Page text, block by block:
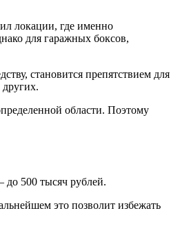
локации, где именно
для гаражных боксов,
становится препятствием для
области. Поэтому
500 тысяч рублей.
это позволит избежать